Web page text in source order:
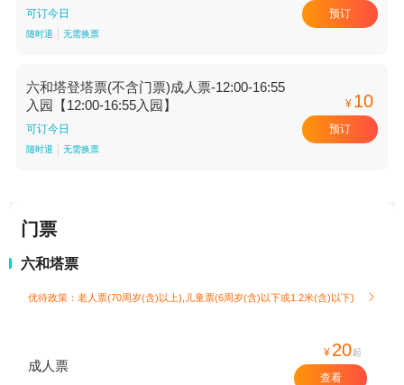
可订今日
随时退 无需换票
预订
六和塔登塔票(不含门票)成人票-12:00-16:55
入园【12:00-16:55入园】
可订今日
随时退 无需换票
¥ 10
预订
门票
六和塔票
优待政策：老人票(70周岁(含)以上),儿童票(6周岁(含)以下或1.2米(含)以下) 
成人票
¥ 20起
查看